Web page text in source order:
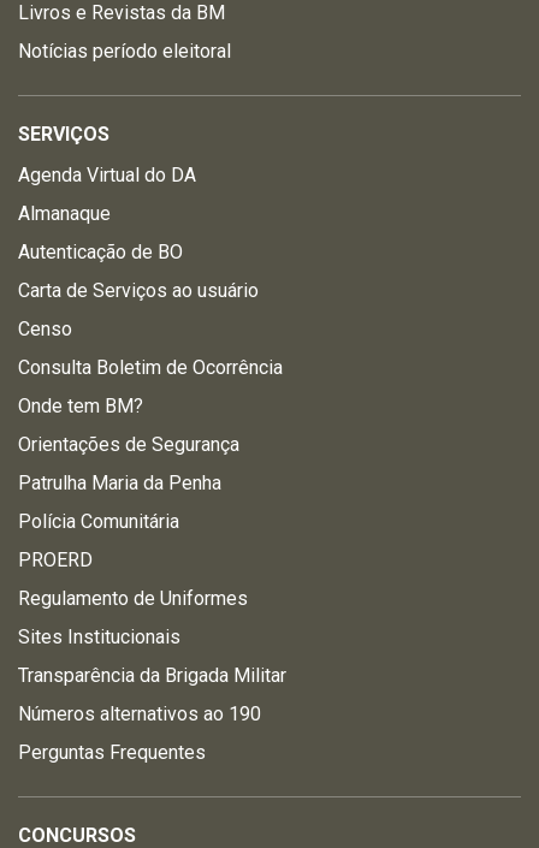
Livros e Revistas da BM
Notícias período eleitoral
SERVIÇOS
Agenda Virtual do DA
Almanaque
Autenticação de BO
Carta de Serviços ao usuário
Censo
Consulta Boletim de Ocorrência
Onde tem BM?
Orientações de Segurança
Patrulha Maria da Penha
Polícia Comunitária
PROERD
Regulamento de Uniformes
Sites Institucionais
Transparência da Brigada Militar
Números alternativos ao 190
Perguntas Frequentes
CONCURSOS